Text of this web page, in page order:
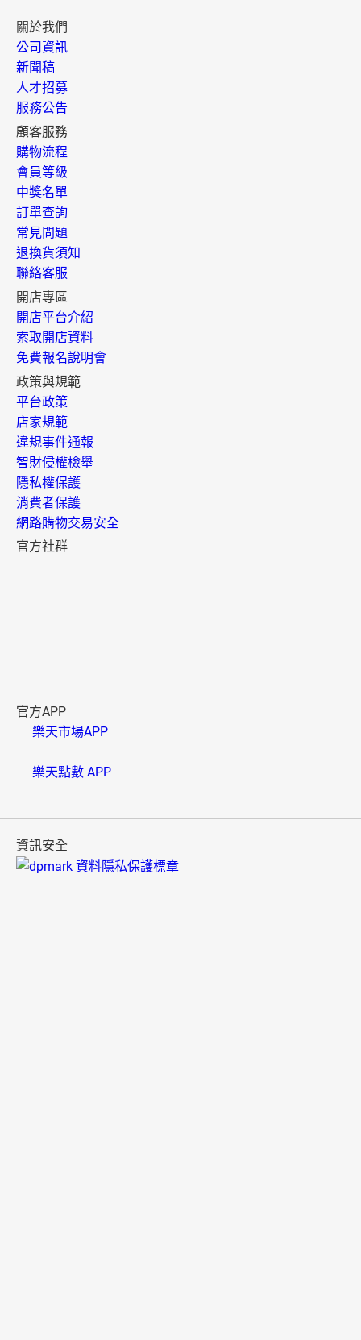
關於我們
公司資訊
新聞稿
人才招募
服務公告
顧客服務
購物流程
會員等級
中獎名單
訂單查詢
常見問題
退換貨須知
聯絡客服
開店專區
開店平台介紹
索取開店資料
免費報名說明會
政策與規範
平台政策
店家規範
違規事件通報
智財侵權檢舉
隱私權保護
消費者保護
網路購物交易安全
官方社群
官方APP
樂天市場APP
樂天點數 APP
資訊安全